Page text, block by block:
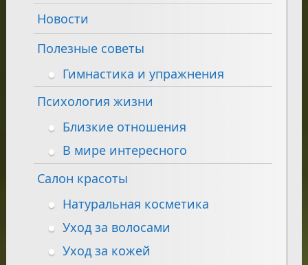
Новости
Полезные советы
Гимнастика и упражнения
Психология жизни
Близкие отношения
В мире интересного
Салон красоты
Натуральная косметика
Уход за волосами
Уход за кожей